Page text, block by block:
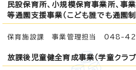
民設保育所、小規模保育事業所、事
等通園支援事業（こども誰でも通園制
保育施設課 事業管理担当 048-
放課後児童健全育成事業（学童クラブ